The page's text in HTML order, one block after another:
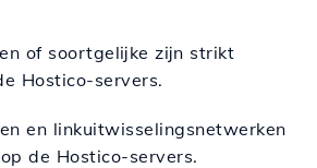
of soortgelijke zijn strikt
Hostico-servers.
en linkuitwisselingsnetwerken
de Hostico-servers.